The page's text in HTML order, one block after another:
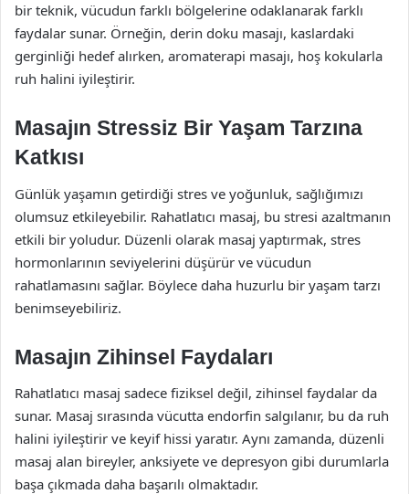
bir teknik, vücudun farklı bölgelerine odaklanarak farklı
faydalar sunar. Örneğin, derin doku masajı, kaslardaki
gerginliği hedef alırken, aromaterapi masajı, hoş kokularla
ruh halini iyileştirir.
Masajın Stressiz Bir Yaşam Tarzına
Katkısı
Günlük yaşamın getirdiği stres ve yoğunluk, sağlığımızı
olumsuz etkileyebilir. Rahatlatıcı masaj, bu stresi azaltmanın
etkili bir yoludur. Düzenli olarak masaj yaptırmak, stres
hormonlarının seviyelerini düşürür ve vücudun
rahatlamasını sağlar. Böylece daha huzurlu bir yaşam tarzı
benimseyebiliriz.
Masajın Zihinsel Faydaları
Rahatlatıcı masaj sadece fiziksel değil, zihinsel faydalar da
sunar. Masaj sırasında vücutta endorfin salgılanır, bu da ruh
halini iyileştirir ve keyif hissi yaratır. Aynı zamanda, düzenli
masaj alan bireyler, anksiyete ve depresyon gibi durumlarla
başa çıkmada daha başarılı olmaktadır.